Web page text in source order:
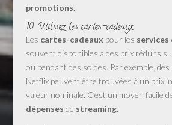
promotions.
10. Utilisez les cartes-cadeaux
Les cartes-cadeaux pour les services
souvent disponibles à des prix réduits
ou pendant des soldes. Par exemple, des
Netflix peuvent être trouvées à un prix
valeur nominale. C’est un moyen facile
dépenses de streaming.